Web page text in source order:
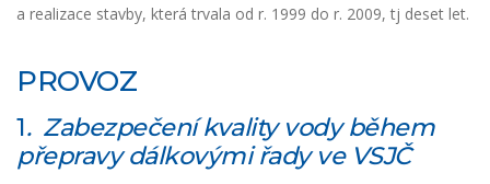
a realizace stavby, která trvala od r. 1999 do r. 2009, tj deset let.
PROVOZ
1. Zabezpečení kvality vody během
přepravy dálkovými řady ve VSJČ